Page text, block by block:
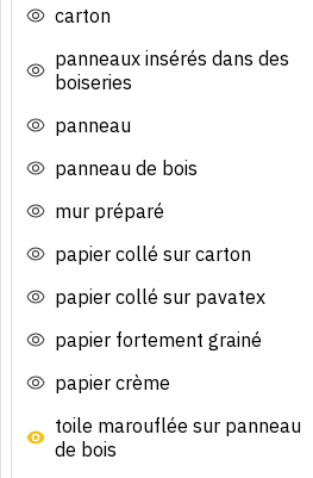
carton
panneaux insérés dans des
boiseries
panneau
panneau de bois
mur préparé
papier collé sur carton
papier collé sur pavatex
papier fortement grainé
papier crème
toile marouflée sur panneau
de bois